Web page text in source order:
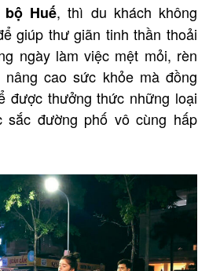
Huế, thì du khách không
giúp thư giãn tinh thần thoải
ngày làm việc mệt mỏi, rèn
cao sức khỏe mà đồng
được thưởng thức những loại
sắc đường phố vô cùng hấp